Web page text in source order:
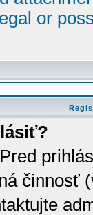
or
činnosť